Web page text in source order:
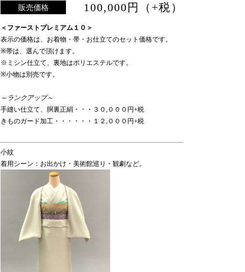
販売価格 100,000円（+税）
＜ファーストプレミアム１０＞
表示の価格は、お着物・帯・お仕立てのセット価格です。
※帯は、選んで頂けます。
※ミシン仕立て、裏地はポリエステルです。
※小物は別売です。
～ランクアップ～
手縫い仕立て、胴裏正絹・・・３０,０００円+税
きものガード加工・・・・・・１２,０００円+税
小紋
着用シーン：お出かけ・美術館巡り・観劇など。